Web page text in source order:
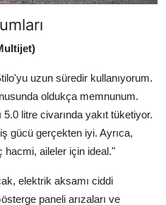
uzun süredir kullanıyorum.
oldukça memnunum.
5.0 litre civarında yakıt tüketiyor.
gücü gerçekten iyi. Ayrıca,
hacmi, aileler için ideal."
elektrik aksamı ciddi
paneli arızaları ve